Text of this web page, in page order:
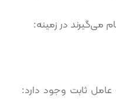
می‌گیرند در زمینه:
ثابت وجود دارد: